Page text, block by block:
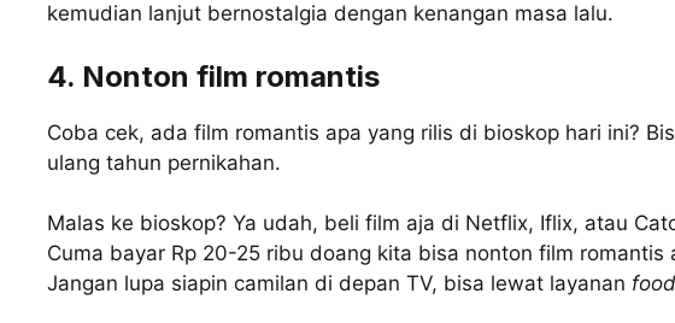
kemudian lanjut bernostalgia dengan kenangan masa lalu.
4. Nonton film romantis
Coba cek, ada film romantis apa yang rilis di bioskop hari ini?
ulang tahun pernikahan.
Malas ke bioskop? Ya udah, beli film aja di Netflix, Iflix, atau
Cuma bayar Rp 20-25 ribu doang kita bisa nonton film romantis
Jangan lupa siapin camilan di depan TV, bisa lewat layanan